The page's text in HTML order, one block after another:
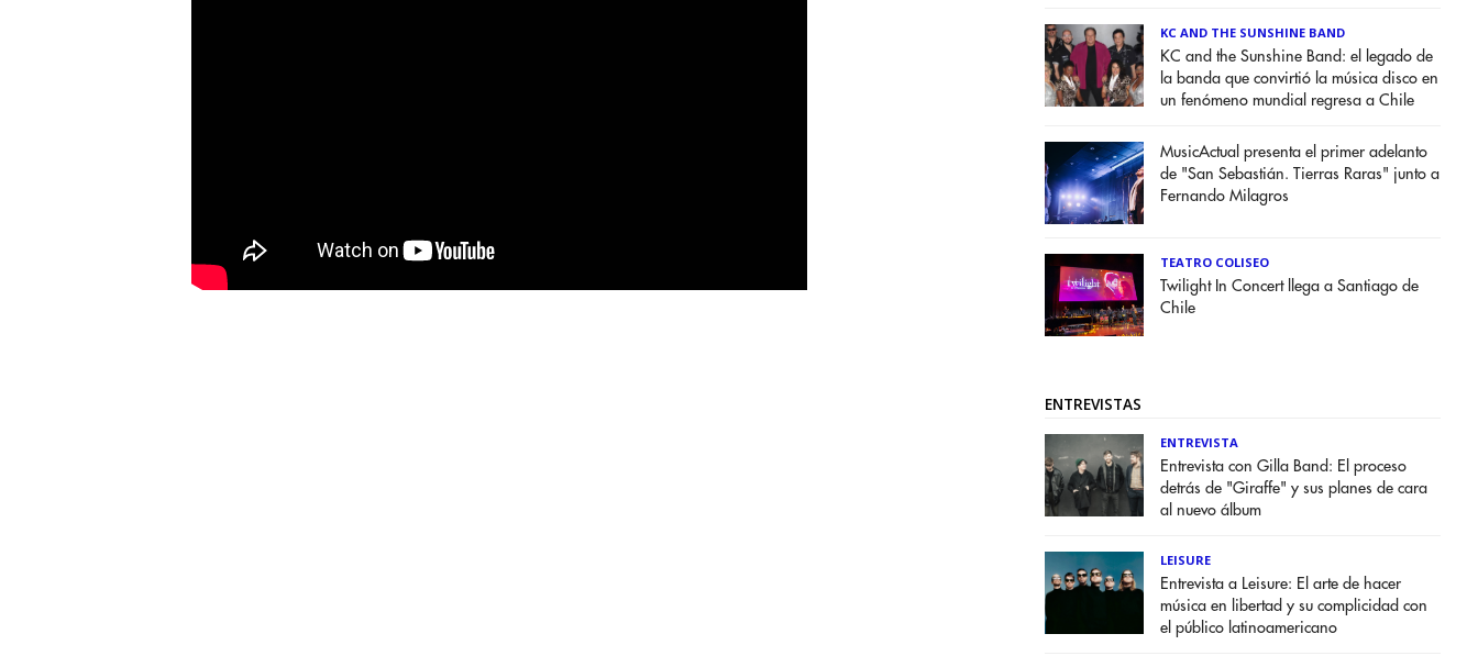
KC AND THE SUNSHINE BAND
KC and the Sunshine Band: el legado de
la banda que convirtió la música disco en
un fenómeno mundial regresa a Chile
MusicActual presenta el primer adelanto
de "San Sebastián. Tierras Raras" junto a
Fernando Milagros
TEATRO COLISEO
Twilight In Concert llega a Santiago de
Chile
ENTREVISTAS
ENTREVISTA
Entrevista con Gilla Band: El proceso
detrás de "Giraffe" y sus planes de cara
al nuevo álbum
LEISURE
Entrevista a Leisure: El arte de hacer
música en libertad y su complicidad con
el público latinoamericano